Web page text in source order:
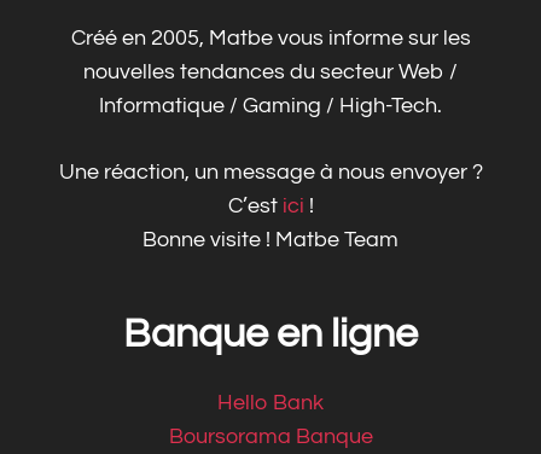
Créé en 2005, Matbe vous informe sur les
nouvelles tendances du secteur Web /
Informatique / Gaming / High-Tech.
Une réaction, un message à nous envoyer ?
C’est ici !
Bonne visite ! Matbe Team
Banque en ligne
Hello Bank
Boursorama Banque